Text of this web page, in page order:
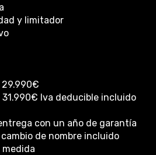
y limitador
29.990€
Iva deducible incluido
con un año de garantía
de nombre incluido
medida